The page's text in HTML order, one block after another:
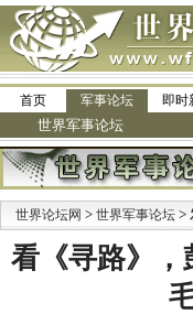
首页 军事论坛 即时
世界军事论坛
世界论坛网 > 世界军事论坛 >
看《寻路》，